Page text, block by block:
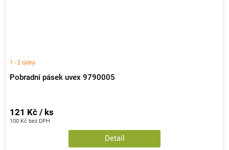
Pobradní pásek uvex 9790005
1 - 2 týdny
100 Kč bez DPH
121 Kč / ks
Detail